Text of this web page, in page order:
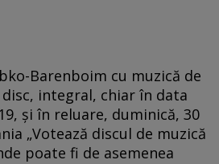
Barenboim cu muzică de
disc, integral, chiar în data
şi în reluare, duminică, 30
„Votează discul de muzică
poate fi de asemenea